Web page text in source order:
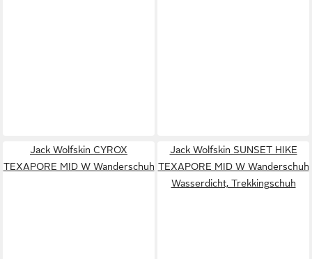
Jack Wolfskin CYROX
TEXAPORE MID W Wanderschuh
Jack Wolfskin SUNSET HIKE
TEXAPORE MID W Wanderschuh
Wasserdicht, Trekkingschuh